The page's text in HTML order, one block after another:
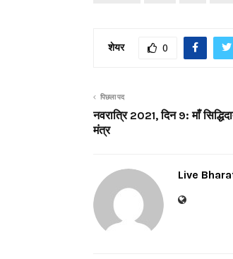
शेयर 0
पिछला पद
नवरात्रि 2021, दिन 9: माँ
मंत्र
Live